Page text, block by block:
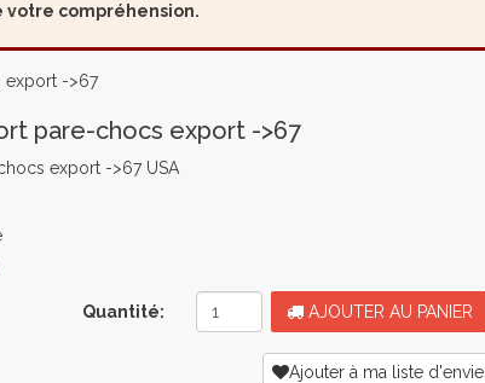
votre compréhension.
export ->67
pare-chocs export ->67
export ->67 USA
Quantité: AJOUTER AU PANIER
Ajouter à ma liste d'envie